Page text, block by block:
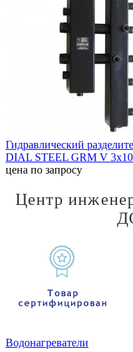
Гидравлический
DIAL STEEL GRM V
цена по запросу
Центр
Водонагреватели